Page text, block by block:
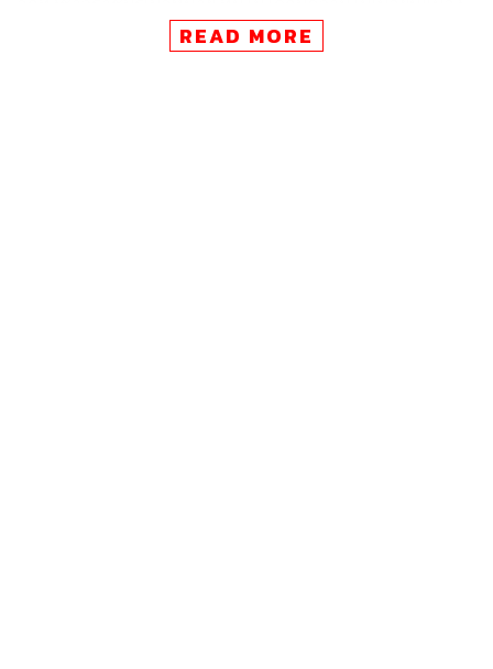
ของราชบุรี ทั้งการเมืองระดับชาติและท้องถิ่นที่ถูกผูกขาด
และควบคุมโดยบ้านใหญ่ไม่กี่ตระกูล ทำให้จังหวัดที่ควรมี
READ MORE